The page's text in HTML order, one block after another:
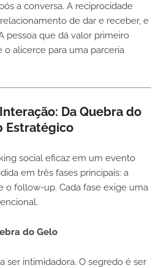
a conversa. A reciprocidade
de dar e receber, e
pessoa que dá valor primeiro
alicerce para uma parceria
Da Quebra do
Estratégico
social eficaz em um evento
em três fases principais: a
o follow-up. Cada fase exige uma
do Gelo
ser intimidadora. O segredo é ser